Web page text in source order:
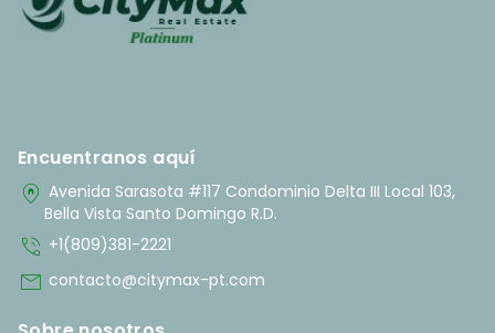
Encuentranos aquí
home_pin Avenida Sarasota #117 Condominio Delta III Local 103,
Bella Vista Santo Domingo R.D.
phone_in_talk +1(809)381-2221
mail contacto@citymax-pt.com